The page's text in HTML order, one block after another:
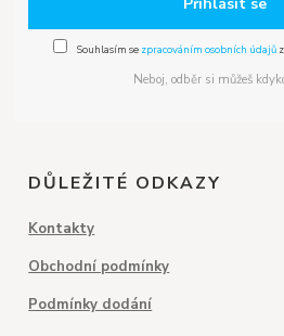
Souhlasím se zpracováním osobních údajů
Neboj, odběr si můžeš
DŮLEŽITÉ ODKAZY
Kontakty
Obchodní podmínky
Podmínky dodání